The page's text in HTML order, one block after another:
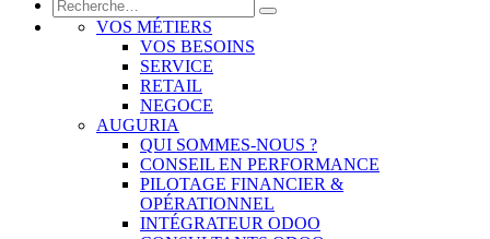
VOS MÉTIERS
VOS BESOINS
SERVICE
RETAIL
NEGOCE
AUGURIA
QUI SOMMES-NOUS ?
CONSEIL EN PERFORMANCE
PILOTAGE FINANCIER &
OPÉRATIONNEL
INTÉGRATEUR ODOO